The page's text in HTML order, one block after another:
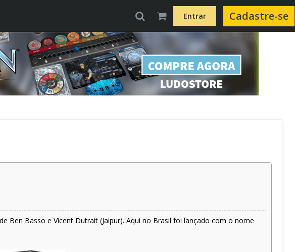
Entrar Cadastre-se
Ben Basso e Vicent Dutrait (Jaipur). Aqui no Brasil foi lançado com o nome